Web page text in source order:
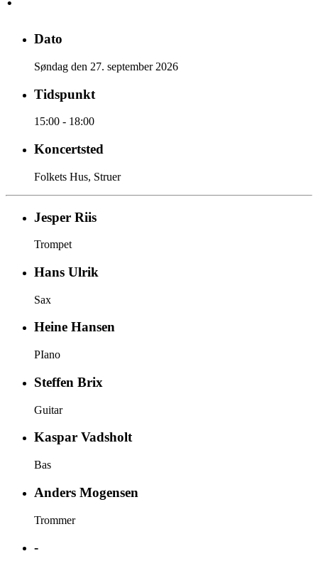
Dato
Søndag den 27. september 2026
Tidspunkt
15:00 - 18:00
Koncertsted
Folkets Hus, Struer
Jesper Riis
Trompet
Hans Ulrik
Sax
Heine Hansen
PIano
Steffen Brix
Guitar
Kaspar Vadsholt
Bas
Anders Mogensen
Trommer
-